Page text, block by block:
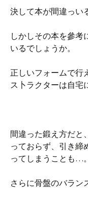
決して本が間違っい
しかしその本を參考
いるでしょうか。
正しいフォームで行
ス卜ラクターは自宅
間違った鍛え方だと
っておらず、引き締
ってしまうことも…。
さらに骨盤のバラン